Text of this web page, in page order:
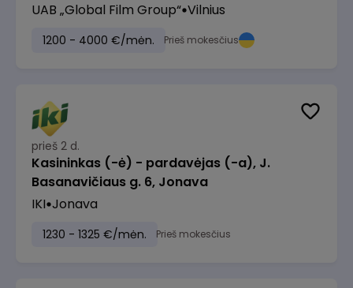
UAB „Global Film Group“ Vilnius
1200 - 4000 €/mėn. Prieš mokesčius
prieš 2 d.
Kasininkas (-ė) - pardavėjas (-a), J.
Basanavičiaus g. 6, Jonava
IKI Jonava
1230 - 1325 €/mėn. Prieš mokesčius